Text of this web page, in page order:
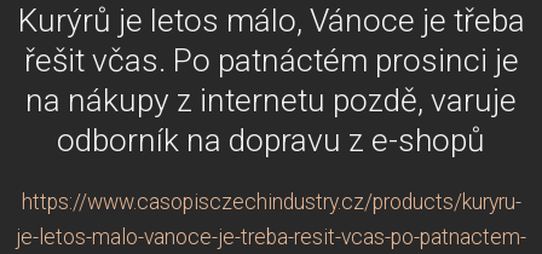
Kurýrů je letos málo, Vánoce je třeba
řešit včas. Po patnáctém prosinci je
na nákupy z internetu pozdě, varuje
odborník na dopravu z e-shopů
https://www.casopisczechindustry.cz/products/kuryru-
je-letos-malo-vanoce-je-treba-resit-vcas-po-patnactem-